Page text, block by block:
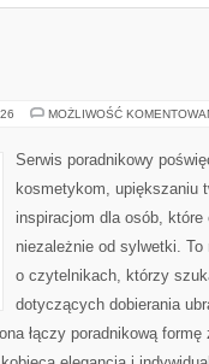
MOŻLIWOŚĆ
Serwis poradnikowy
kosmetykom, upiększaniu
inspiracjom dla osób,
niezależnie od sylwetki.
o czytelnikach, którzy
dotyczących dobierania
łączy poradnikową